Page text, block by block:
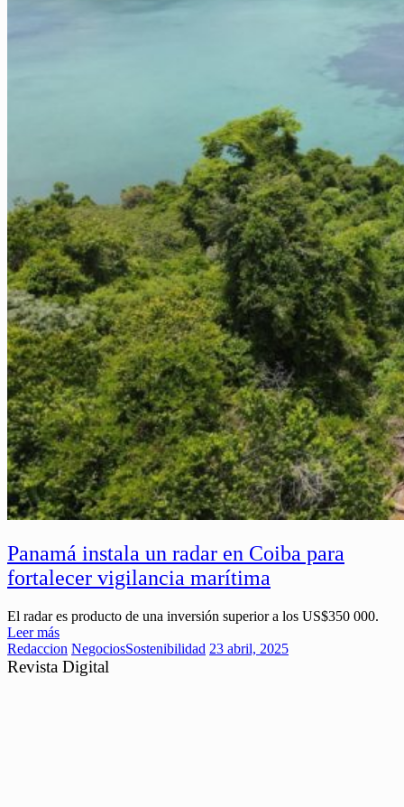
Panamá instala un radar en Coiba para
fortalecer vigilancia marítima
El radar es producto de una inversión superior a los US$350 000.
Leer más
Redaccion NegociosSostenibilidad 23 abril, 2025
Revista Digital